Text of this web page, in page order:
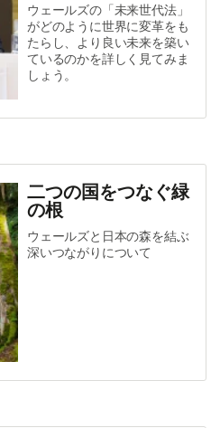
ウェールズの「未来世代法」
がどのように世界に変革をも
たらし、より良い未来を築い
ているのかを詳しく見てみま
しょう。
二つの国をつなぐ緑
の根
ウェールズと日本の森を結ぶ
深いつながりについて